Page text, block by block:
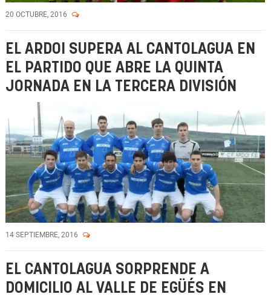
20 OCTUBRE, 2016
EL ARDOI SUPERA AL CANTOLAGUA EN
EL PARTIDO QUE ABRE LA QUINTA
JORNADA EN LA TERCERA DIVISIÓN
14 SEPTIEMBRE, 2016
EL CANTOLAGUA SORPRENDE A
DOMICILIO AL VALLE DE EGÜÉS EN